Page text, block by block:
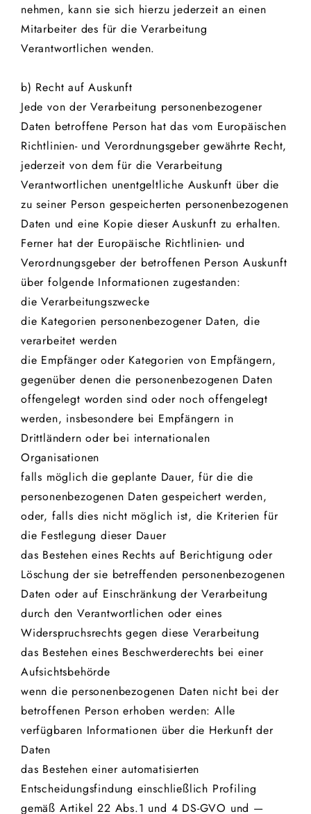
nehmen, kann sie sich hierzu jederzeit an einen
Mitarbeiter des für die Verarbeitung
Verantwortlichen wenden.
b) Recht auf Auskunft
Jede von der Verarbeitung personenbezogener
Daten betroffene Person hat das vom Europäischen
Richtlinien- und Verordnungsgeber gewährte Recht,
jederzeit von dem für die Verarbeitung
Verantwortlichen unentgeltliche Auskunft über die
zu seiner Person gespeicherten personenbezogenen
Daten und eine Kopie dieser Auskunft zu erhalten.
Ferner hat der Europäische Richtlinien- und
Verordnungsgeber der betroffenen Person Auskunft
über folgende Informationen zugestanden:
die Verarbeitungszwecke
die Kategorien personenbezogener Daten, die
verarbeitet werden
die Empfänger oder Kategorien von Empfängern,
gegenüber denen die personenbezogenen Daten
offengelegt worden sind oder noch offengelegt
werden, insbesondere bei Empfängern in
Drittländern oder bei internationalen
Organisationen
falls möglich die geplante Dauer, für die die
personenbezogenen Daten gespeichert werden,
oder, falls dies nicht möglich ist, die Kriterien für
die Festlegung dieser Dauer
das Bestehen eines Rechts auf Berichtigung oder
Löschung der sie betreffenden personenbezogenen
Daten oder auf Einschränkung der Verarbeitung
durch den Verantwortlichen oder eines
Widerspruchsrechts gegen diese Verarbeitung
das Bestehen eines Beschwerderechts bei einer
Aufsichtsbehörde
wenn die personenbezogenen Daten nicht bei der
betroffenen Person erhoben werden: Alle
verfügbaren Informationen über die Herkunft der
Daten
das Bestehen einer automatisierten
Entscheidungsfindung einschließlich Profiling
gemäß Artikel 22 Abs.1 und 4 DS-GVO und —